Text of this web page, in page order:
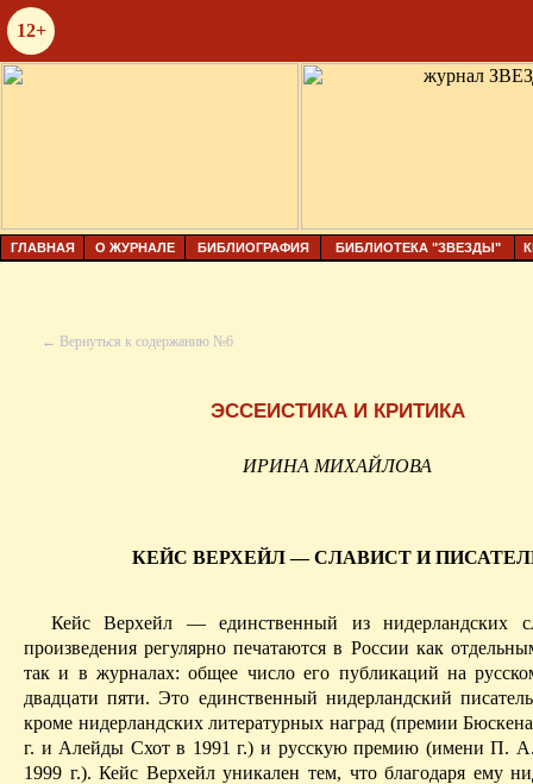
12+
ГЛАВНАЯ О ЖУРНАЛЕ БИБЛИОГРАФИЯ БИБЛИОТЕКА "ЗВЕЗДЫ"
← Вернуться к содержанию №6
ЭССЕИСТИКА И КРИТИКА
ИРИНА МИХАЙЛОВА
КЕЙС ВЕРХЕЙЛ — СЛАВИСТ И
КейсВерхейл — единственный из нидерландских
произведения регулярно печатаются в России как
так и в журналах: общее число его публикаций на
двадцати пяти. Это единственный нидерландский
кроме нидерландских литературных наград (премииБюскена
г. и Алейды Схотв 1991 г.) и русскую премию (имени П. А.
1999 г.). Кейс Верхейлуникален тем, что благодаря ему